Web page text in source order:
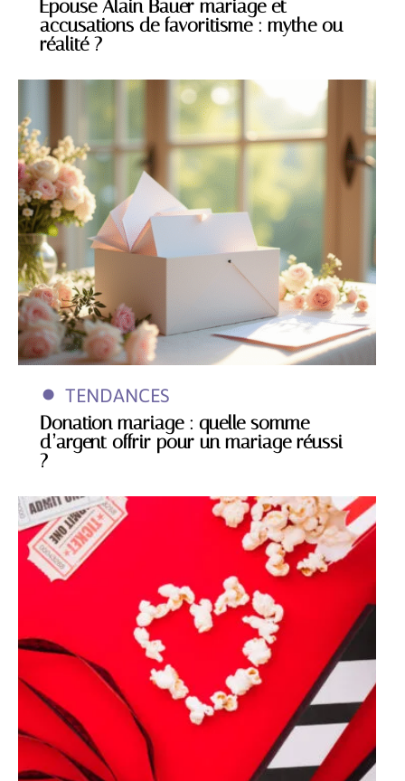
Épouse Alain Bauer mariage et
accusations de favoritisme : mythe ou
réalité ?
TENDANCES
Donation mariage : quelle somme
d’argent offrir pour un mariage réussi
?